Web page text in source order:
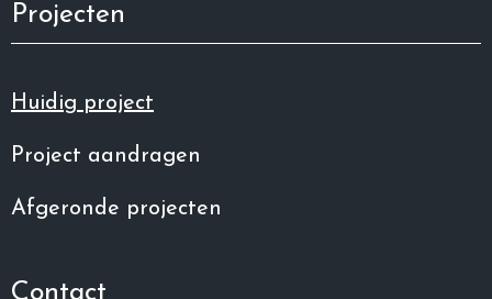
Projecten
Huidig project
Project aandragen
Afgeronde projecten
Contact